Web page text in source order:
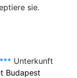
sie.
Unterkunft
Budapest